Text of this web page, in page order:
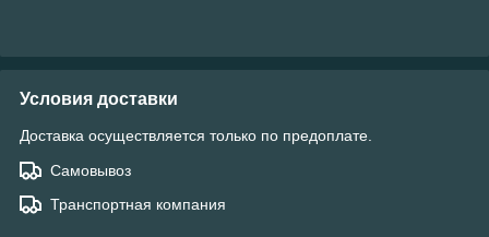
Условия доставки
Доставка осуществляется только по предоплате.
Самовывоз
Транспортная компания